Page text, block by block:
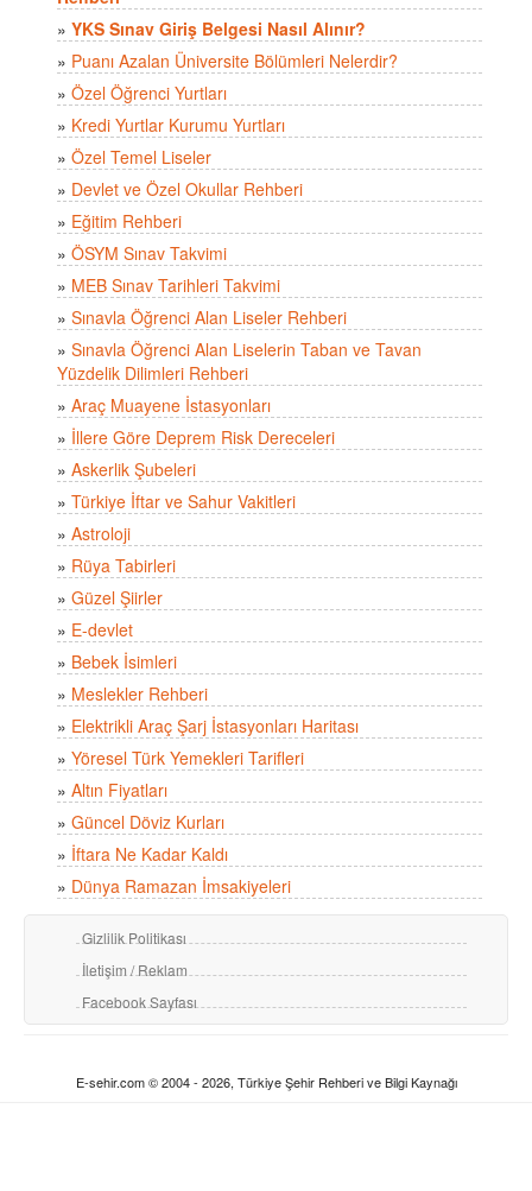
» YKS Sınav Giriş Belgesi Nasıl Alınır?
» Puanı Azalan Üniversite Bölümleri Nelerdir?
» Özel Öğrenci Yurtları
» Kredi Yurtlar Kurumu Yurtları
» Özel Temel Liseler
» Devlet ve Özel Okullar Rehberi
» Eğitim Rehberi
» ÖSYM Sınav Takvimi
» MEB Sınav Tarihleri Takvimi
» Sınavla Öğrenci Alan Liseler Rehberi
» Sınavla Öğrenci Alan Liselerin Taban ve Tavan
Yüzdelik Dilimleri Rehberi
» Araç Muayene İstasyonları
» İllere Göre Deprem Risk Dereceleri
» Askerlik Şubeleri
» Türkiye İftar ve Sahur Vakitleri
» Astroloji
» Rüya Tabirleri
» Güzel Şiirler
» E-devlet
» Bebek İsimleri
» Meslekler Rehberi
» Elektrikli Araç Şarj İstasyonları Haritası
» Yöresel Türk Yemekleri Tarifleri
» Altın Fiyatları
» Güncel Döviz Kurları
» İftara Ne Kadar Kaldı
» Dünya Ramazan İmsakiyeleri
Gizlilik Politikası
İletişim / Reklam
Facebook Sayfası
E-sehir.com © 2004 - 2026, Türkiye Şehir Rehberi ve Bilgi Kaynağı